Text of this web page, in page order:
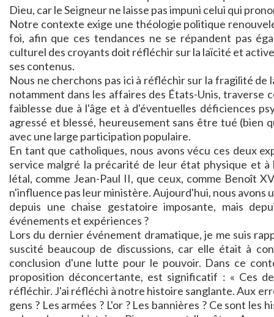
Dieu, car le Seigneur ne laisse pas impuni celui qui
Notre contexte exige une théologie politique
foi, afin que ces tendances ne se répandent pas
culturel des croyants doit réfléchir sur la laïcité et
ses contenus.
Nous ne cherchons pas ici à réfléchir sur la fragilité
notamment dans les affaires des États-Unis, traverse
faiblesse due à l'âge et à d'éventuelles déficiences
agressé et blessé, heureusement sans être tué (bien
avec une large participation populaire.
En tant que catholiques, nous avons vécu ces deux
service malgré la précarité de leur état physique et
létal, comme Jean-Paul II, que ceux, comme Benoît
n'influence pas leur ministère. Aujourd'hui, nous avons
depuis une chaise gestatoire imposante, mais
événements et expériences ?
Lors du dernier événement dramatique, je me suis
suscité beaucoup de discussions, car elle était à
conclusion d'une lutte pour le pouvoir. Dans ce
proposition déconcertante, est significatif : « Ces
réfléchir. J'ai réfléchi à notre histoire sanglante. Aux
gens ? Les armées ? L'or ? Les bannières ? Ce sont